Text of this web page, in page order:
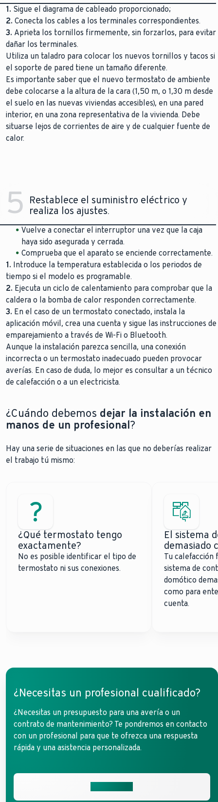
1. Sigue el diagrama de cableado proporcionado;
2. Conecta los cables a los terminales correspondientes.
3. Aprieta los tornillos firmemente, sin forzarlos, para evitar
dañar los terminales.
Utiliza un taladro para colocar los nuevos tornillos y tacos si
el soporte de pared tiene un tamaño diferente.
Es importante saber que el nuevo termostato de ambiente
debe colocarse a la altura de la cara (1,50 m, o 1,30 m desde
el suelo en las nuevas viviendas accesibles), en una pared
interior, en una zona representativa de la vivienda. Debe
situarse lejos de corrientes de aire y de cualquier fuente de
calor.
5
Restablece el suministro eléctrico y
realiza los ajustes.
Vuelve a conectar el interruptor una vez que la caja
haya sido asegurada y cerrada.
Comprueba que el aparato se enciende correctamente.
1. Introduce la temperatura establecida o los periodos de
tiempo si el modelo es programable.
2. Ejecuta un ciclo de calentamiento para comprobar que la
caldera o la bomba de calor responden correctamente.
3. En el caso de un termostato conectado, instala la
aplicación móvil, crea una cuenta y sigue las instrucciones de
emparejamiento a través de Wi-Fi o Bluetooth.
Aunque la instalación parezca sencilla, una conexión
incorrecta o un termostato inadecuado pueden provocar
averías. En caso de duda, lo mejor es consultar a un técnico
de calefacción o a un electricista.
¿Cuándo debemos dejar la instalación en
manos de un profesional?
Hay una serie de situaciones en las que no deberías realizar
el trabajo tú mismo:
¿Qué termostato tengo
exactamente?
No es posible identificar el tipo de
termostato ni sus conexiones.
El sistema
demasiado
Tu calefacción
sistema de
domótico
como para
cuenta.
¿Necesitas un profesional cualificado?
¿Necesitas un presupuesto para una avería o un
contrato de mantenimiento? Te pondremos en contacto
con un profesional para que te ofrezca una respuesta
rápida y una asistencia personalizada.